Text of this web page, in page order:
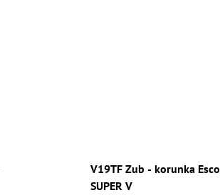
V19TF Zub - korunka Esco
SUPER V